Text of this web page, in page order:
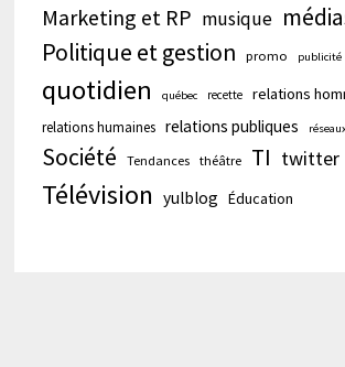
Marketing et RP musique
Politique et gestion
promo publicité
quotidien québec recette relations
relations humaines relations publiques
Société Tendances théâtre TI twitter
Télévision yulblog Éducation